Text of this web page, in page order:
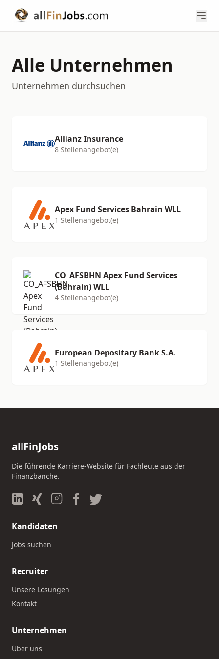
Alle Unternehmen
Unternehmen durchsuchen
Allianz Insurance
8 Stellenangebot(e)
Apex Fund Services Bahrain WLL
1 Stellenangebot(e)
CO_AFSBHN Apex Fund Services
(Bahrain) WLL
4 Stellenangebot(e)
European Depositary Bank S.A.
1 Stellenangebot(e)
allFinJobs
Die führende Karriere-Website für Fachleute aus der
Finanzbanche.
Kandidaten
Jobs suchen
Recruiter
Unsere Lösungen
Kontakt
Unternehmen
Über uns